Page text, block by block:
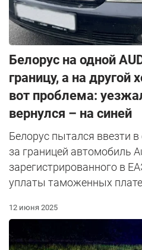
Белорус на одной
границу, а на другой
вот проблема:
вернулся – на синей
Белорус пытался ввезти
за границей автомобиль
зарегистрированного в
уплаты таможенных
12 июня 2025